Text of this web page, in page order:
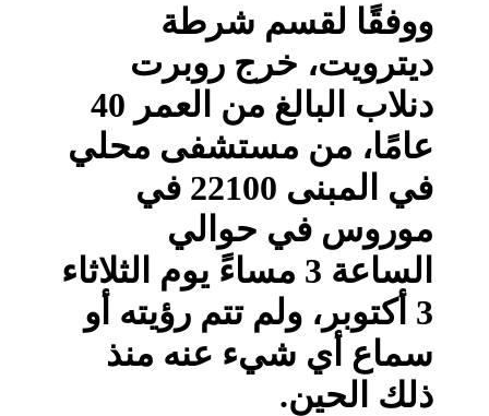
ووفقًا لقسم شرطة
ديترويت، خرج روبرت
دنلاب البالغ من العمر 40
عامًا، من مستشفى محلي
في المبنى 22100 في
موروس في حوالي
الساعة 3 مساءً يوم الثلاثاء
3 أكتوبر، ولم تتم رؤيته أو
سماع أي شيء عنه منذ
ذلك الحين.